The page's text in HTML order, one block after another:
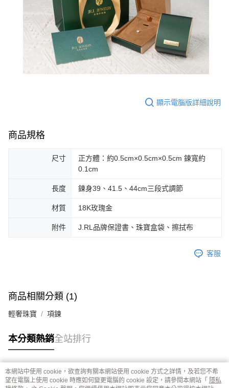
顯示電腦版詳細說明
商品規格
尺寸
正方體：約0.5cm×0.5cm×0.5cm 鍊寬約
0.1cm
長度 鍊身39、41.5、44cm三段式調節
材質 18K玫瑰金
附件 J.RL品牌保證書、珠寶盒袋、擦拭布
客服
商品相關分類 (1)
輕奢珠寶 項鍊
本分類熱銷全站排行
熱門標籤
本網站中使用 cookie，欲查詢有關本網站使用 cookie 方式之詳情，及若您不希
望在電腦上使用 cookie 時應如何變更電腦的 cookie 設定，請參閱本網站「 隱私